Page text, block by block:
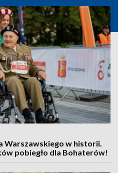
Warszawskiego w historii.
pobiegło dla Bohaterów!